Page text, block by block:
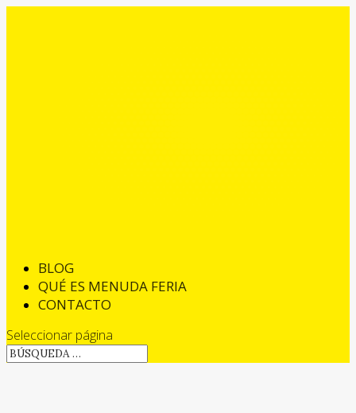
BLOG
QUÉ ES MENUDA FERIA
CONTACTO
Seleccionar página